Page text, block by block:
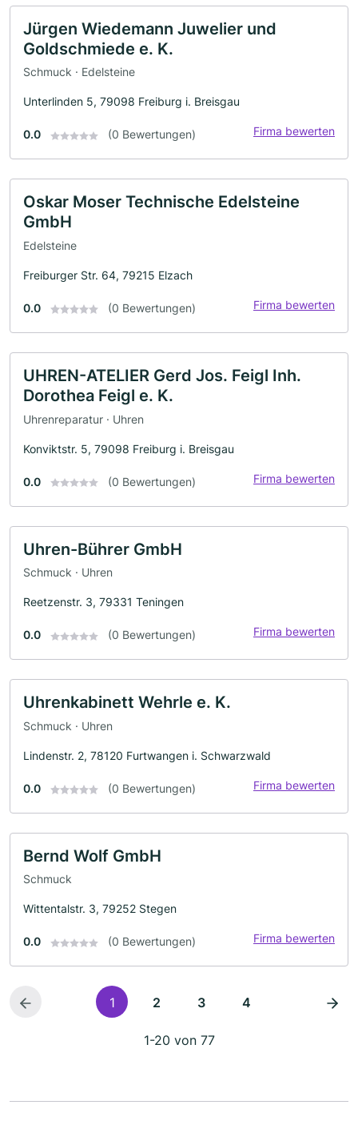
Jürgen Wiedemann Juwelier und
Goldschmiede e. K.
Schmuck · Edelsteine
Unterlinden 5, 79098 Freiburg i. Breisgau
0.0 (0 Bewertungen) Firma bewerten
Oskar Moser Technische Edelsteine
GmbH
Edelsteine
Freiburger Str. 64, 79215 Elzach
0.0 (0 Bewertungen) Firma bewerten
UHREN-ATELIER Gerd Jos. Feigl Inh.
Dorothea Feigl e. K.
Uhrenreparatur · Uhren
Konviktstr. 5, 79098 Freiburg i. Breisgau
0.0 (0 Bewertungen) Firma bewerten
Uhren-Bührer GmbH
Schmuck · Uhren
Reetzenstr. 3, 79331 Teningen
0.0 (0 Bewertungen) Firma bewerten
Uhrenkabinett Wehrle e. K.
Schmuck · Uhren
Lindenstr. 2, 78120 Furtwangen i. Schwarzwald
0.0 (0 Bewertungen) Firma bewerten
Bernd Wolf GmbH
Schmuck
Wittentalstr. 3, 79252 Stegen
0.0 (0 Bewertungen) Firma bewerten
1 2 3 4
1-20 von 77